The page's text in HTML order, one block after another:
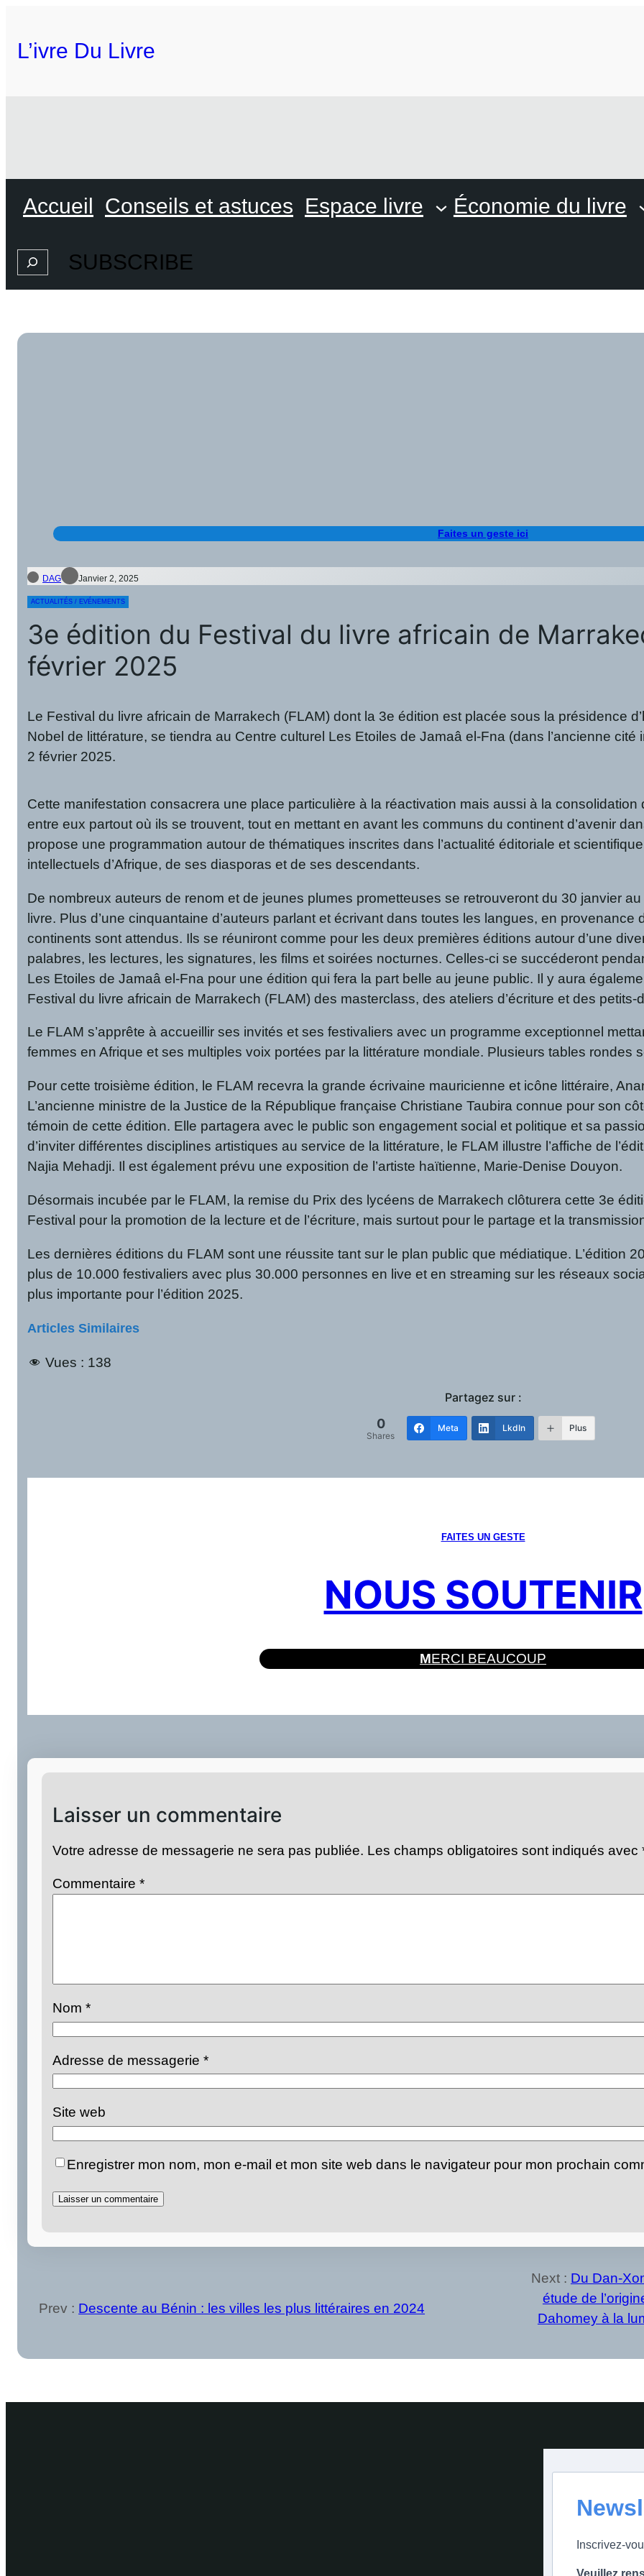
L’ivre Du Livre
Accueil Conseils et astuces Espace livre Économie du livre
SearchSUBSCRIBE
Faites un geste ici
DAG Janvier 2, 2025
ACTUALITÉS / EVÉNEMENTS
3e édition du Festival du livre africain de
février 2025
Le Festival du livre africain de Marrakech (FLAM) dont la 3e édition est placée sous la présidence
Nobel de littérature, se tiendra au Centre culturel Les Etoiles de Jamaâ el-Fna (dans l’ancienne
2 février 2025.
Cette manifestation consacrera une place particulière à la réactivation mais aussi à la
entre eux partout où ils se trouvent, tout en mettant en avant les communs du continent d’avenir
propose une programmation autour de thématiques inscrites dans l’actualité éditoriale et
intellectuels d’Afrique, de ses diasporas et de ses descendants.
De nombreux auteurs de renom et de jeunes plumes prometteuses se retrouveront du 30 janvier
livre. Plus d’une cinquantaine d’auteurs parlant et écrivant dans toutes les langues, en provenance
continents sont attendus. Ils se réuniront comme pour les deux premières éditions autour d’une
palabres, les lectures, les signatures, les films et soirées nocturnes. Celles-ci se succéderont
Les Etoiles de Jamaâ el-Fna pour une édition qui fera la part belle au jeune public. Il y aura
Festival du livre africain de Marrakech (FLAM) des masterclass, des ateliers d’écriture et des petits-
Le FLAM s’apprête à accueillir ses invités et ses festivaliers avec un programme exceptionnel
femmes en Afrique et ses multiples voix portées par la littérature mondiale. Plusieurs tables rondes
Pour cette troisième édition, le FLAM recevra la grande écrivaine mauricienne et icône littéraire,
L’ancienne ministre de la Justice de la République française Christiane Taubira connue pour son
témoin de cette édition. Elle partagera avec le public son engagement social et politique et sa
d’inviter différentes disciplines artistiques au service de la littérature, le FLAM illustre l’affiche de
Najia Mehadji. Il est également prévu une exposition de l’artiste haïtienne, Marie-Denise Douyon.
Désormais incubée par le FLAM, la remise du Prix des lycéens de Marrakech clôturera cette 3e
Festival pour la promotion de la lecture et de l’écriture, mais surtout pour le partage et la
Les dernières éditions du FLAM sont une réussite tant sur le plan public que médiatique. L’édition
plus de 10.000 festivaliers avec plus 30.000 personnes en live et en streaming sur les réseaux
plus importante pour l’édition 2025.
Articles Similaires
Vues : 138
Partagez sur :
0
Shares
Meta LkdIn Plus
FAITES UN GESTE
NOUS SOUTENIR
MERCI BEAUCOUP
Laisser un commentaire
Votre adresse de messagerie ne sera pas publiée. Les champs obligatoires sont indiqués avec
Commentaire*
Nom*
Adresse de messagerie*
Site web
Enregistrer mon nom, mon e-mail et mon site web dans le navigateur pour mon prochain
Prev : Descente au Bénin : les villes les plus littéraires en 2024
Next : Du Dan-
étude de
Dahomey à la
Inscrivez-